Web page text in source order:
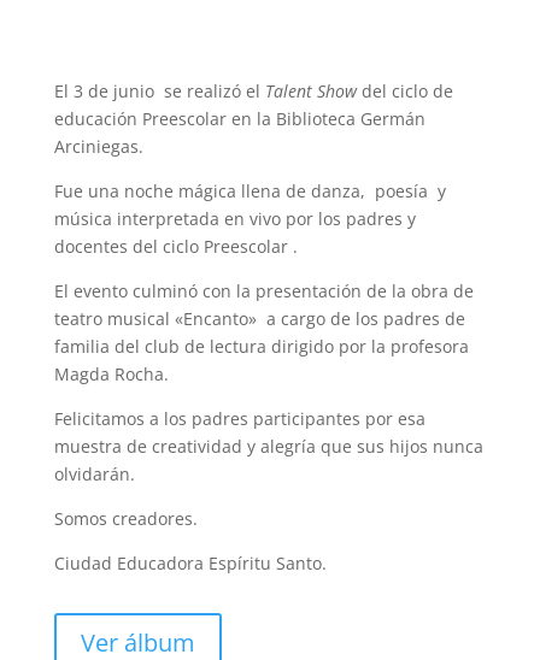
El 3 de junio se realizó el Talent Showdel ciclo de
educación Preescolar en la Biblioteca Germán
Arciniegas.
Fue una noche mágica llena de danza, poesía y
música interpretada en vivo por los padres y
docentes del ciclo Preescolar .
El evento culminó con la presentación de la obra de
teatro musical «Encanto» a cargo de los padres de
familia del club de lectura dirigido por la profesora
Magda Rocha.
Felicitamos a los padres participantes por esa
muestra de creatividad y alegría que sus hijos nunca
olvidarán.
Somos creadores.
Ciudad Educadora Espíritu Santo.
Ver álbum